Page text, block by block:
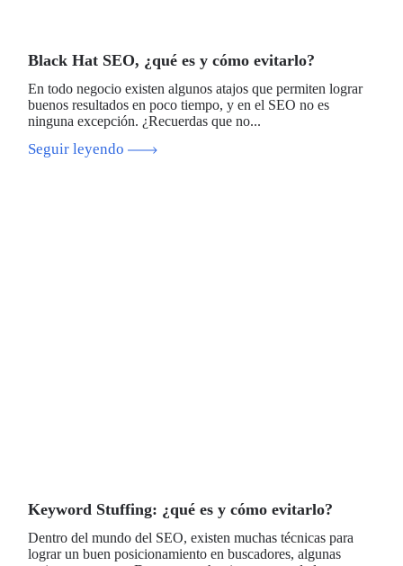
Black Hat SEO, ¿qué es y cómo evitarlo?
En todo negocio existen algunos atajos que permiten lograr
buenos resultados en poco tiempo, y en el SEO no es
ninguna excepción. ¿Recuerdas que no...
Seguir leyendo
Keyword Stuffing: ¿qué es y cómo evitarlo?
Dentro del mundo del SEO, existen muchas técnicas para
lograr un buen posicionamiento en buscadores, algunas